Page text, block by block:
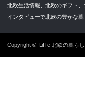
北欧生活情報、北欧のギフト
インタビューで北欧の豊かな暮
Copyright © LifTe 北欧の暮らし